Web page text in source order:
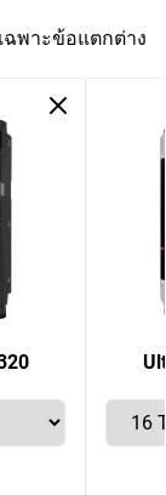
ฉพาะข้อแตกต่าง